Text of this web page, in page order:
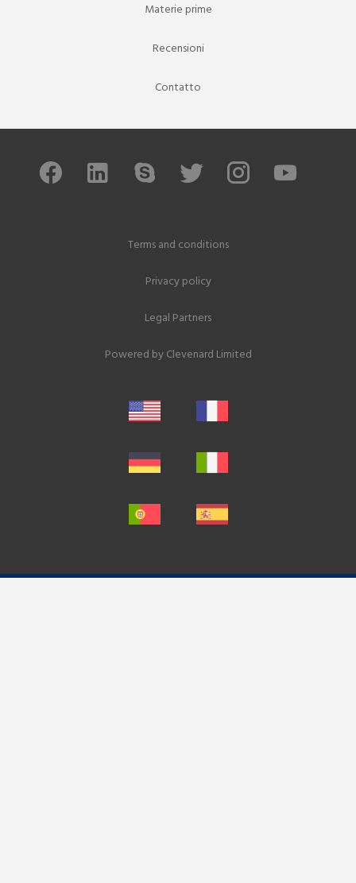
Materie prime
Recensioni
Contatto
Terms and conditions
Privacy policy
Legal Partners
Powered byClevenard Limited